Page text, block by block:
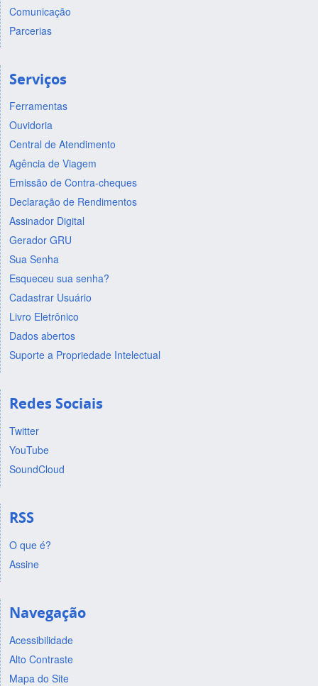
Comunicação
Parcerias
Serviços
Ferramentas
Ouvidoria
Central de Atendimento
Agência de Viagem
Emissão de Contra-cheques
Declaração de Rendimentos
Assinador Digital
Gerador GRU
Sua Senha
Esqueceu sua senha?
Cadastrar Usuário
Livro Eletrônico
Dados abertos
Suporte a Propriedade Intelectual
Redes Sociais
Twitter
YouTube
SoundCloud
RSS
O que é?
Assine
Navegação
Acessibilidade
Alto Contraste
Mapa do Site